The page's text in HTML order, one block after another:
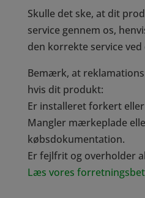
Skulle det ske, at dit
service gennem os,
den korrekte service
Bemærk, at
hvis dit produkt:
Er installeret forkert
Mangler mærkeplade
købsdokumentation.
Er fejlfrit og overholder
Læs vores